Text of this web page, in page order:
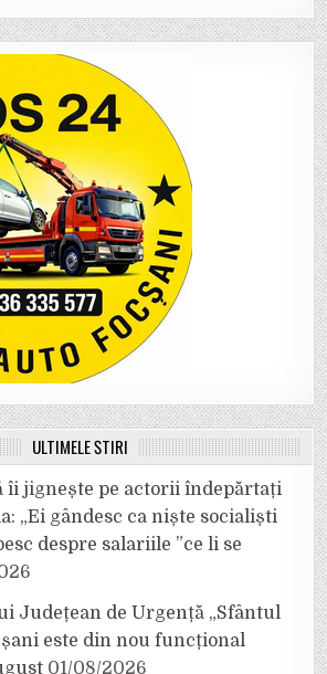
ULTIMELE ȘTIRI
îi jignește pe actorii îndepărtați
„Ei gândesc ca niște socialiști
despre salariile ”ce li se
Județean de Urgență „Sfântul
este din nou funcțional
01/08/2026